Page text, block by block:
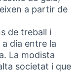
a partir de
de treball i
dia entre la
La modista
societat i que